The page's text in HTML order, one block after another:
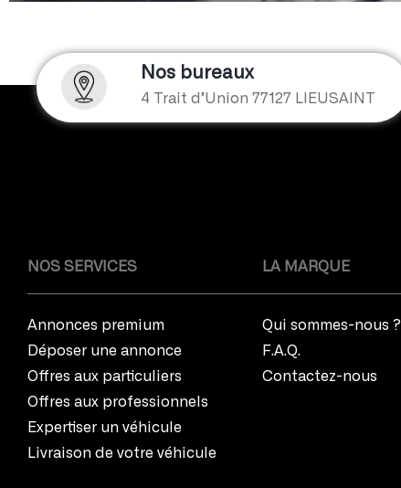
Nos bureaux
4 Trait d’Union 77127 LIEUSAINT
NOS SERVICES
Annonces premium
Déposer une annonce
Offres aux particuliers
Offres aux professionnels
Expertiser un véhicule
Livraison de votre véhicule
LA MARQUE
Qui sommes-nous ?
F.A.Q.
Contactez-nous